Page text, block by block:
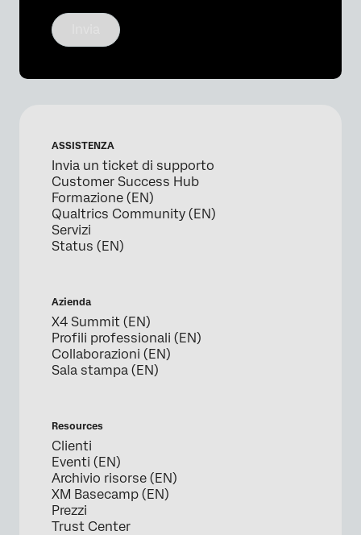
ASSISTENZA
Invia un ticket di supporto
Customer Success Hub
Formazione (EN)
Qualtrics Community (EN)
Servizi
Status (EN)
Azienda
X4 Summit (EN)
Profili professionali (EN)
Collaborazioni (EN)
Sala stampa (EN)
Resources
Clienti
Eventi (EN)
Archivio risorse (EN)
XM Basecamp (EN)
Prezzi
Trust Center